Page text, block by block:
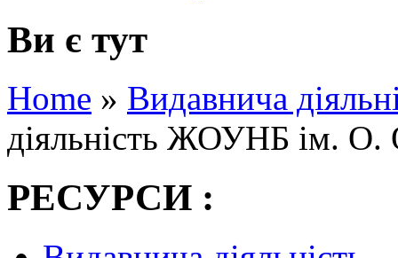
Ви є тут
Home » Видавнича
діяльність ЖОУНБ ім. О.
РЕСУРСИ :